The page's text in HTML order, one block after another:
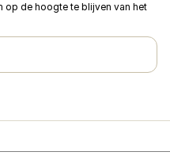
op de hoogte te blijven van het